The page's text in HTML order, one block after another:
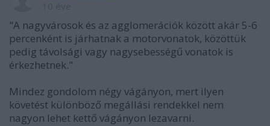
"A nagyvárosok és az agglomerációk között akár 5-6
percenként is járhatnak a motorvonatok, közöttük
pedig távolsági vagy nagysebességű vonatok is
érkezhetnek."
Mindez gondolom négy vágányon, mert ilyen
követést különböző megállási rendekkel nem
nagyon lehet kettő vágányon lezavarni.